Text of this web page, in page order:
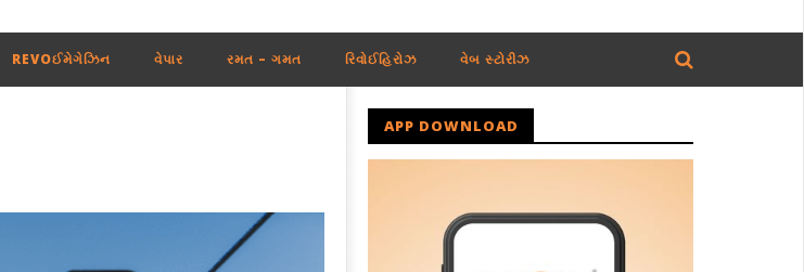
REVOઈમેગેઝિન વેપાર રમત – ગમત રિવોઈહિરોઝ વેબ સ્ટોરીઝ
APP DOWNLOAD